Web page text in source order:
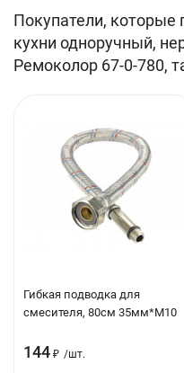
Запорный клапан:
Выдвижной излив: нет
Форма излива воды:
Назначение: для кухни
Стиль: современный
Тип установки:
Форма смесителя:
Покупатели, которые
кухни одноручный,
Ремоколор 67-0-780,
Гибкая подводка для
смесителя, 80см 35мм*М10
144 ₽ /шт.